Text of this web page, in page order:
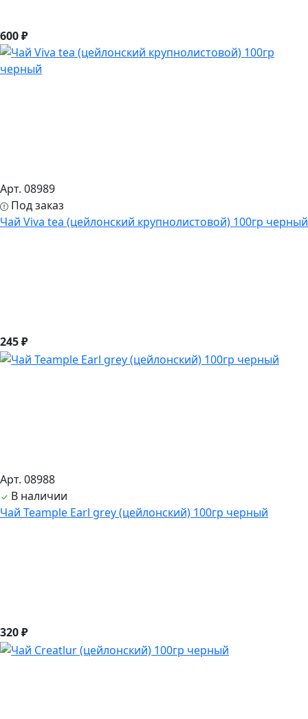
600 ₽
Арт. 08989
Под заказ
Чай Viva tea (цейлонский крупнолистовой) 100гр черный
245 ₽
Арт. 08988
В наличии
Чай Teample Earl grey (цейлонский) 100гр черный
320 ₽